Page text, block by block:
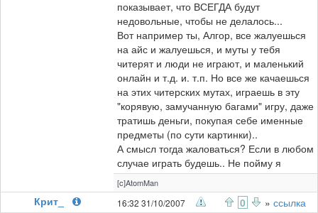
показывает, что ВСЕГДА будут
недовольные, чтобы не делалось...
Вот например ты, Алгор, все жалуешься
на айс и жалуешься, и муты у тебя
читерят и люди не играют, и маленький
онлайн и т.д. и. т.п. Но все же качаешься
на этих читерских мутах, играешь в эту
"корявую, замучанную багами" игру, даже
тратишь деньги, покупая себе именные
предметы (по сути картинки)..
А смысл тогда жаловаться? Если в любом
случае играть будешь.. Не пойму я
[c]AtomMan
Крит_ 16:32 31/10/2007 0 » ссылка